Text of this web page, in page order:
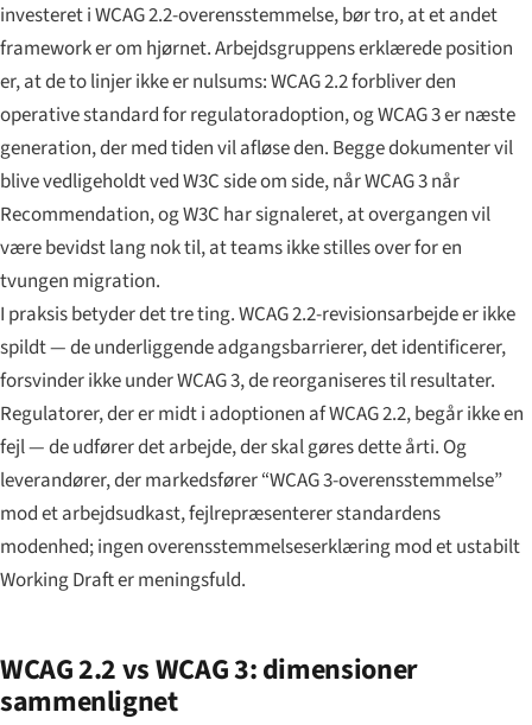
investeret i WCAG 2.2-overensstemmelse, bør tro, at et andet
framework er om hjørnet. Arbejdsgruppens erklærede position
er, at de to linjer ikke er nulsums: WCAG 2.2 forbliver den
operative standard for regulatoradoption, og WCAG 3 er næste
generation, der med tiden vil afløse den. Begge dokumenter vil
blive vedligeholdt ved W3C side om side, når WCAG 3 når
Recommendation, og W3C har signaleret, at overgangen vil
være bevidst lang nok til, at teams ikke stilles over for en
tvungen migration.
I praksis betyder det tre ting. WCAG 2.2-revisionsarbejde er ikke
spildt — de underliggende adgangsbarrierer, det identificerer,
forsvinder ikke under WCAG 3, de reorganiseres til resultater.
Regulatorer, der er midt i adoptionen af WCAG 2.2, begår ikke en
fejl — de udfører det arbejde, der skal gøres dette årti. Og
leverandører, der markedsfører “WCAG 3-overensstemmelse”
mod et arbejdsudkast, fejlrepræsenterer standardens
modenhed; ingen overensstemmelseserklæring mod et ustabilt
Working Draft er meningsfuld.
WCAG 2.2 vs WCAG 3: dimensioner
sammenlignet